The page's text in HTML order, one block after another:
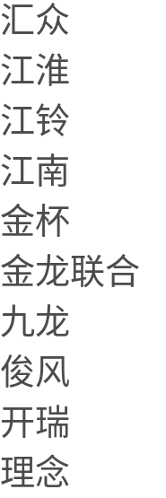
汇众
江淮
江铃
江南
金杯
金龙联合
九龙
俊风
开瑞
理念